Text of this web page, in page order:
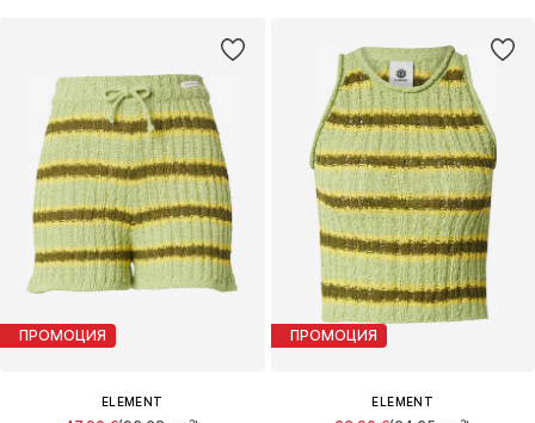
ПРОМОЦИЯ
ELEMENT
ПРОМОЦИЯ
ELEMENT